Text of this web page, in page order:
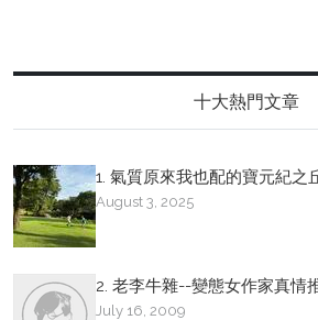
十大熱門文章
1. 氣質原來我也配的寶元紀之
August 3, 2025
2. 老李牛雜--變態女作家真情
July 16, 2009